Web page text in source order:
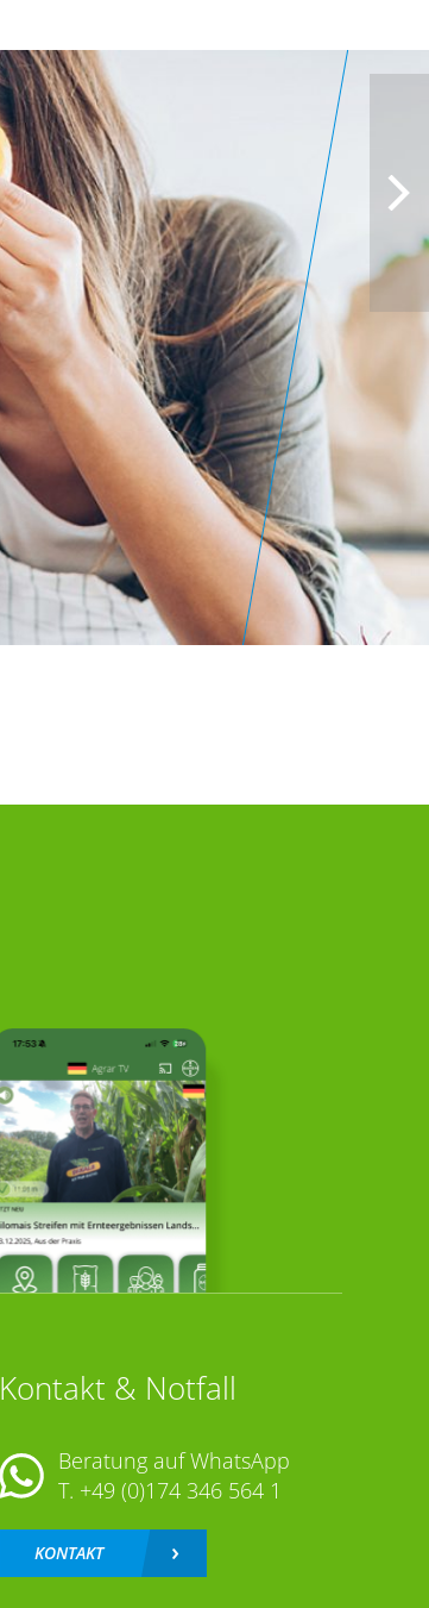
Kontakt & Notfall
Beratung auf WhatsApp
T. +49 (0)174 346 564 1
KONTAKT